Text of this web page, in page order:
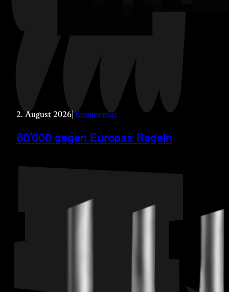
2. August 2026|Kommentar
60’000 gegen Europas Regeln